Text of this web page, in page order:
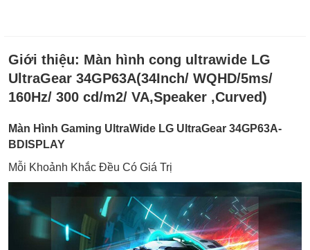
Giới thiệu: Màn hình cong ultrawide LG
UltraGear 34GP63A(34Inch/ WQHD/5ms/
160Hz/ 300 cd/m2/ VA,Speaker ,Curved)
Màn Hình Gaming UltraWide LG UltraGear 34GP63A-
BDISPLAY
Mỗi Khoảnh Khắc Đều Có Giá Trị